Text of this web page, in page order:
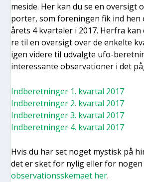
mesi­de. Her kan du se en over­sigt
por­ter, som for­e­nin­gen fik ind hen
årets 4 kvar­ta­ler i 2017. Her­fra
re til en over­sigt over de enkel­te
igen vide­re til udvalg­te ufo-
inter­es­san­te obser­va­tio­ner i det
Ind­be­ret­nin­ger 1. kvar­tal 2017
Ind­be­ret­nin­ger 2. kvar­tal 2017
Ind­be­ret­nin­ger 3. kvar­tal 2017
Ind­be­ret­nin­ger 4. kvar­tal 2017
Hvis du har set noget mystisk på
det er sket for nylig eller for nogen
obser­va­tions­ske­ma­et her.